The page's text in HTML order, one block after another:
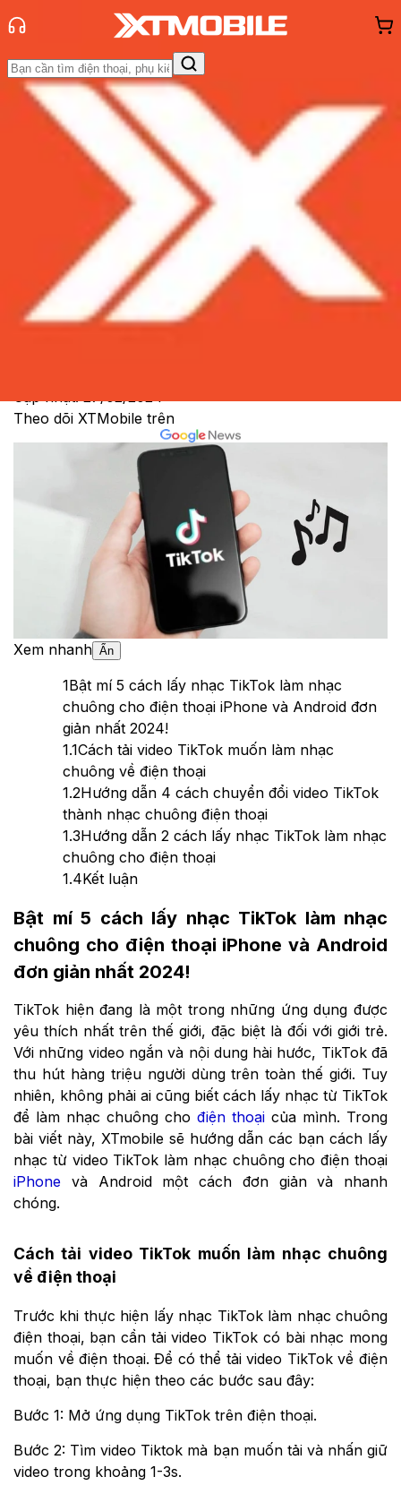
Trang chủ
Tin tức
Thủ thuật
Đánh Giá - Trên TaySo Sánh Tư vấnKhuyến
Hỏi đáp App - Game Thông báo
hàng - Sự kiện
5 cách lấy nhạc TikTok làm nhạc
chuông điện thoại cực đơn giản
Cập nhật:27/02/2024
Theo dõi XTMobile trên
Xem nhanh Ẩn
1Bật mí 5 cách lấy nhạc TikTok làm nhạc
chuông cho điện thoại iPhone và Android đơn
giản nhất 2024!
1.1Cách tải video TikTok muốn làm nhạc
chuông về điện thoại
1.2Hướng dẫn 4 cách chuyển đổi video TikTok
thành nhạc chuông điện thoại
1.3Hướng dẫn 2 cách lấy nhạc TikTok làm nhạc
chuông cho điện thoại
1.4Kết luận
Bật mí 5 cách lấy nhạc TikTok làm nhạc
chuông cho điện thoại iPhone và Android
đơn giản nhất 2024!
TikTok hiện đang là một trong những ứng dụng được
yêu thích nhất trên thế giới, đặc biệt là đối với giới trẻ.
Với những video ngắn và nội dung hài hước, TikTok đã
thu hút hàng triệu người dùng trên toàn thế giới. Tuy
nhiên, không phải ai cũng biết cách lấy nhạc từ TikTok
để làm nhạc chuông cho điện thoại của mình. Trong
bài viết này, XTmobile sẽ hướng dẫn các bạn cách lấy
nhạc từ video TikTok làm nhạc chuông cho điện thoại
iPhone và Android một cách đơn giản và nhanh
chóng.
Cách tải video TikTok muốn làm nhạc chuông
về điện thoại
Trước khi thực hiện lấy nhạc TikTok làm nhạc chuông
điện thoại, bạn cần tải video TikTok có bài nhạc mong
muốn về điện thoại. Để có thể tải video TikTok về điện
thoại, bạn thực hiện theo các bước sau đây:
Bước 1: Mở ứng dụng TikTok trên điện thoại.
Bước 2: Tìm video Tiktok mà bạn muốn tải và nhấn giữ
video trong khoảng 1-3s.